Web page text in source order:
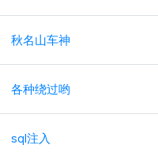
秋名山车神
各种绕过哟
sql注入